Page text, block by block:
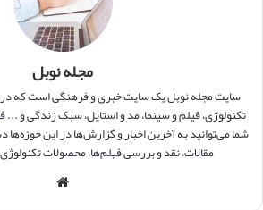
مجله نوبل
سایت مجله نوبل یک سایت خبری و فرهنگی است که در
تکنولوژی، فیلم و سینما، مد و استایل، سبک زندگی و
شما می‌توانید به آخرین اخبار و گزارش‌ها در این
مقالات، نقد و بررسی فیلم‌ها، محصولات